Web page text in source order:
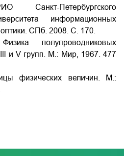
Петербургского
информационных
СПб. 2008. С. 170.
полупроводниковых
и V групп. М.: Мир, 1967. 477
физических величин. М.: